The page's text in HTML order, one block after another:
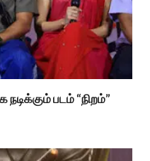
படம் “நிறம்”